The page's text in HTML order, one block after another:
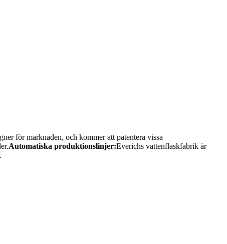
för marknaden, och kommer att patentera vissa
Automatiska produktionslinjer:Everichs vattenflaskfabrik är